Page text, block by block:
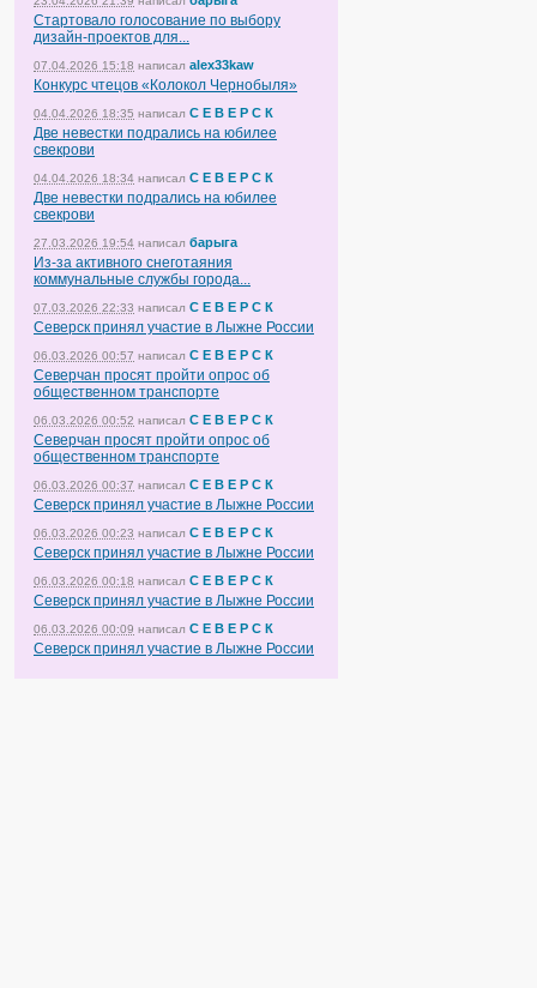
Стартовало голосование по выбору
дизайн-проектов для...
07.04.2026 15:18 написал alex33kaw
Конкурс чтецов «Колокол Чернобыля»
04.04.2026 18:35 написал С Е В Е Р С К
Две невестки подрались на юбилее
свекрови
04.04.2026 18:34 написал С Е В Е Р С К
Две невестки подрались на юбилее
свекрови
27.03.2026 19:54 написал барыга
Из-за активного снеготаяния
коммунальные службы города...
07.03.2026 22:33 написал С Е В Е Р С К
Северск принял участие в Лыжне России
06.03.2026 00:57 написал С Е В Е Р С К
Северчан просят пройти опрос об
общественном транспорте
06.03.2026 00:52 написал С Е В Е Р С К
Северчан просят пройти опрос об
общественном транспорте
06.03.2026 00:37 написал С Е В Е Р С К
Северск принял участие в Лыжне России
06.03.2026 00:23 написал С Е В Е Р С К
Северск принял участие в Лыжне России
06.03.2026 00:18 написал С Е В Е Р С К
Северск принял участие в Лыжне России
06.03.2026 00:09 написал С Е В Е Р С К
Северск принял участие в Лыжне России